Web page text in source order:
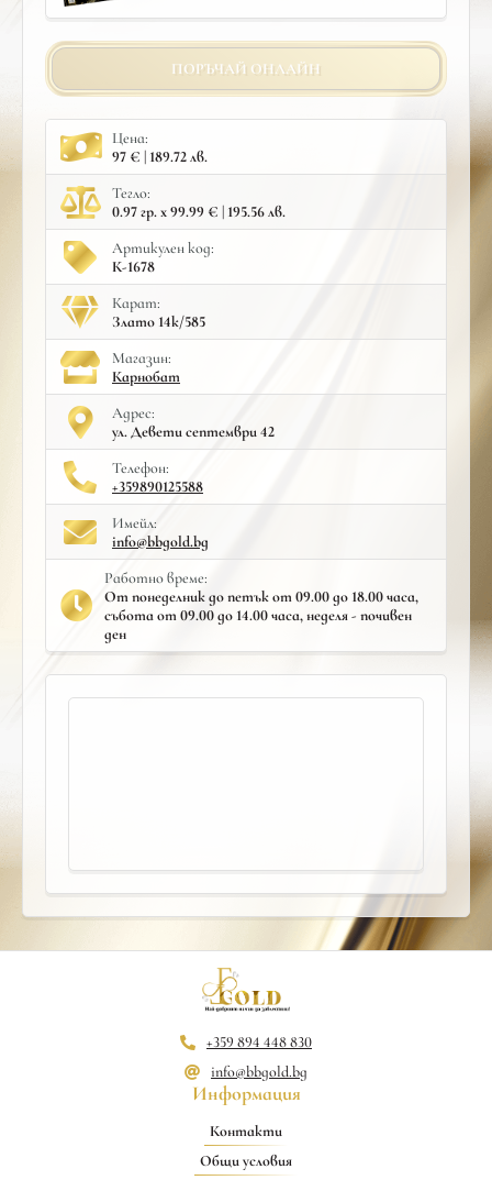
ПОРЪЧАЙ ОНЛАЙН
Цена:
97 € | 189.72 лв.
Тегло:
0.97 гр. x 99.99 € | 195.56 лв.
Артикулен код:
К-1678
Карат:
Злато 14к/585
Mагазин:
Карнобат
Адрес:
ул. Девети септември 42
Телефон:
+359890125588
Имейл:
info@bbgold.bg
Работно време:
От понеделник до петък от 09.00 до 18.00 часа,
събота от 09.00 до 14.00 часа, неделя - почивен
ден
+359 894 448 830
info@bbgold.bg
Информация
Контакти
Общи условия